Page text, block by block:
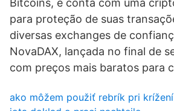
Bitcoins, e conta com uma
para proteção de suas
diversas exchanges de
NovaDAX, lançada no final de
com preços mais baratos para
ako môžem použiť rebrík pri